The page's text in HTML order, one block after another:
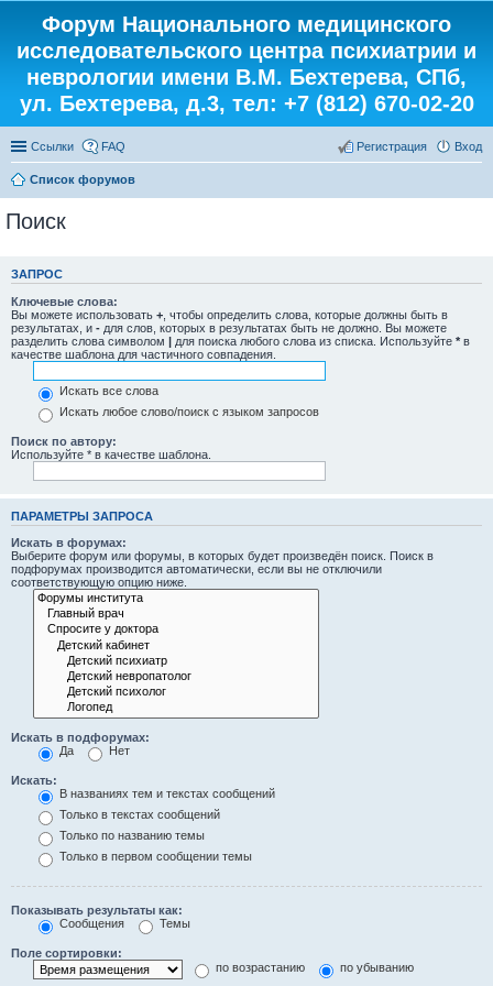
Форум Национального медицинского
исследовательского центра психиатрии и
неврологии имени В.М. Бехтерева, СПб,
ул. Бехтерева, д.3, тел: +7 (812) 670-02-20
Ссылки FAQ Вход
Регистрация
Список форумов
Поиск
ЗАПРОС
Ключевые слова:
Вы можете использовать + , чтобы определить слова, которые должны быть в
результатах, и - для слов, которых в результатах быть не должно. Вы можете
разделить слова символом | для поиска любого слова из списка. Используйте * в
качестве шаблона для частичного совпадения.
Искать все слова
Искать любое слово/поиск с языком запросов
Поиск по автору:
Используйте * в качестве шаблона.
ПАРАМЕТРЫ ЗАПРОСА
Искать в форумах:
Выберите форум или форумы, в которых будет произведён поиск. Поиск в
подфорумах производится автоматически, если вы не отключили
соответствующую опцию ниже.
Искать в подфорумах:
Да
Нет
Искать:
В названиях тем и текстах сообщений
Только в текстах сообщений
Только по названию темы
Только в первом сообщении темы
Показывать результаты как:
Сообщения
Темы
Поле сортировки:
по возрастанию
по убыванию